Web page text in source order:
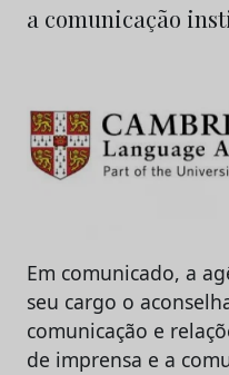
a comunicação
Em comunicado, a
seu cargo o
comunicação e
de imprensa e a